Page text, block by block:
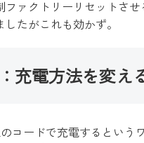
ファクトリーリセットさ
たがこれも効かず。
充電方法を変え
コードで充電するとい